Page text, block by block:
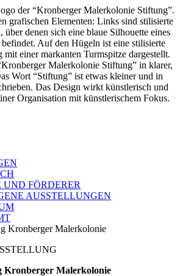
UND FÖRDERER
AUSSTELLUNGEN
Kronberger Malerkolonie